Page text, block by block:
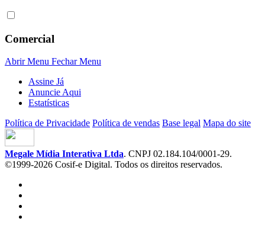
Comercial
Abrir Menu Fechar Menu
Assine Já
Anuncie Aqui
Estatísticas
Política de Privacidade Política de vendas Base legal Mapa do site
Megale Mídia Interativa Ltda. CNPJ 02.184.104/0001-29.
©1999-2026 Cosif-e Digital. Todos os direitos reservados.